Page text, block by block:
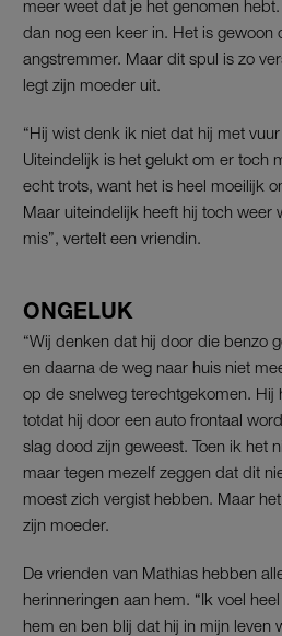
meer weet dat je het genomen
dan nog een keer in. Het is gewoon
angstremmer. Maar dit spul is zo
legt zijn moeder uit.
“Hij wist denk ik niet dat hij met
Uiteindelijk is het gelukt om er toch
echt trots, want het is heel moeilijk
Maar uiteindelijk heeft hij toch weer
mis”, vertelt een vriendin.
ONGELUK
“Wij denken dat hij door die benzo
en daarna de weg naar huis niet
op de snelweg terechtgekomen. Hij
totdat hij door een auto frontaal
slag dood zijn geweest. Toen ik het
maar tegen mezelf zeggen dat dit
moest zich vergist hebben. Maar
zijn moeder.
De vrienden van Mathias hebben
herinneringen aan hem. “Ik voel
hem en ben blij dat hij in mijn leven